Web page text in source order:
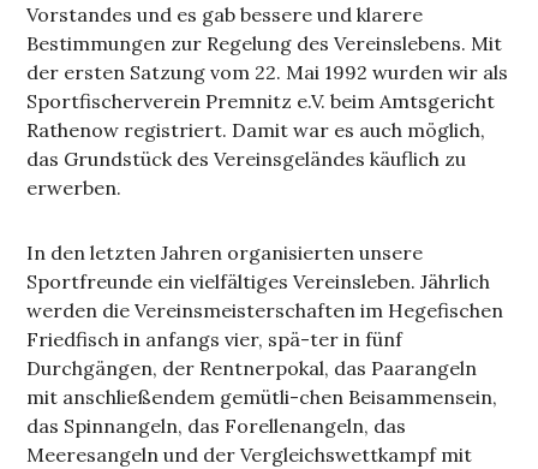
Vorstandes und es gab bessere und klarere
Bestimmungen zur Regelung des Vereinslebens. Mit
der ersten Satzung vom 22. Mai 1992 wurden wir als
Sportfischerverein Premnitz e.V. beim Amtsgericht
Rathenow registriert. Damit war es auch möglich,
das Grundstück des Vereinsgeländes käuflich zu
erwerben.
In den letzten Jahren organisierten unsere
Sportfreunde ein vielfältiges Vereinsleben. Jährlich
werden die Vereinsmeisterschaften im Hegefischen
Friedfisch in anfangs vier, spä-ter in fünf
Durchgängen, der Rentnerpokal, das Paarangeln
mit anschließendem gemütli-chen Beisammensein,
das Spinnangeln, das Forellenangeln, das
Meeresangeln und der Vergleichswettkampf mit